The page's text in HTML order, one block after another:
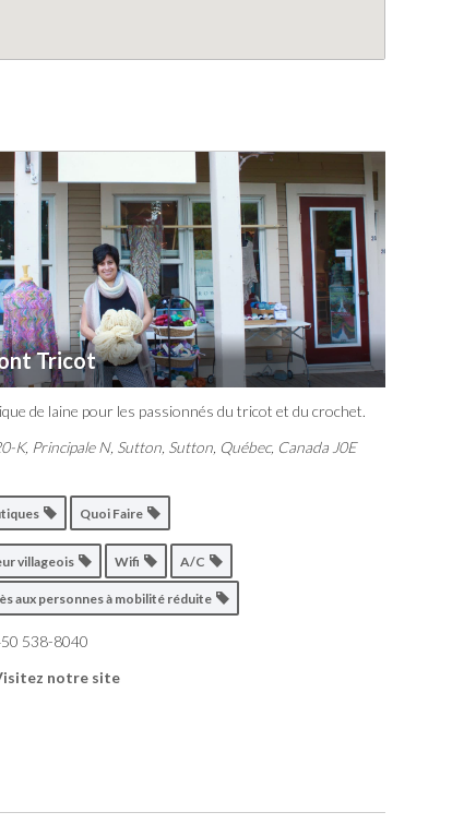
Tricot
de laine pour les passionnés du tricot et du crochet.
K, Principale N, Sutton Sutton, Québec, Canada J0E
Quoi Faire
villageois Wifi A/C
aux personnes à mobilité réduite
538-8040
notre site